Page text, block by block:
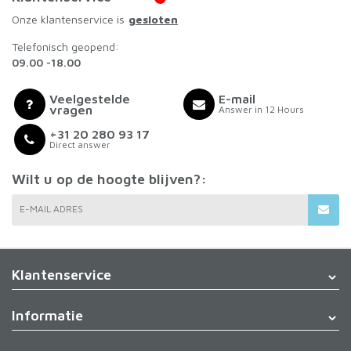
Onze klantenservice is gesloten
Telefonisch geopend:
09.00 -18.00
Veelgestelde
vragen
+31 20 280 93 17
Direct answer
E-mail
Answer in 12 Hours
Wilt u op de hoogte blijven?:
E-MAIL ADRES
Klantenservice
Informatie